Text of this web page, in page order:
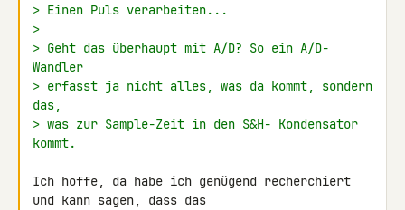
> Einen Puls verarbeiten...
>
> Geht das überhaupt mit A/D? So ein A/D-
Wandler
> erfasst ja nicht alles, was da kommt, sondern
das,
> was zur Sample-Zeit in den S&H- Kondensator
kommt.
Ich hoffe, da habe ich genügend recherchiert
und kann sagen, dass das